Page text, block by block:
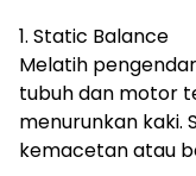
1. Static Balance
Melatih
tubuh dan motor
menurunkan kaki.
kemacetan atau